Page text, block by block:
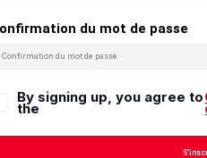
du mot de passe
By signing up, you agree to
the